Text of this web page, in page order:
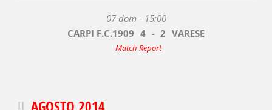
07 dom - 15:00
CARPI F.C.1909 4 - 2 VARESE
Match Report